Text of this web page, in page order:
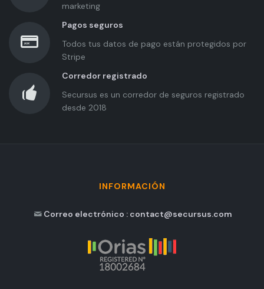
marketing
Pagos seguros
Todos tus datos de pago están protegidos por
Stripe
Corredor registrado
Secursus es un corredor de seguros registrado
desde 2018
INFORMACIÓN
Correo electrónico : contact@secursus.com